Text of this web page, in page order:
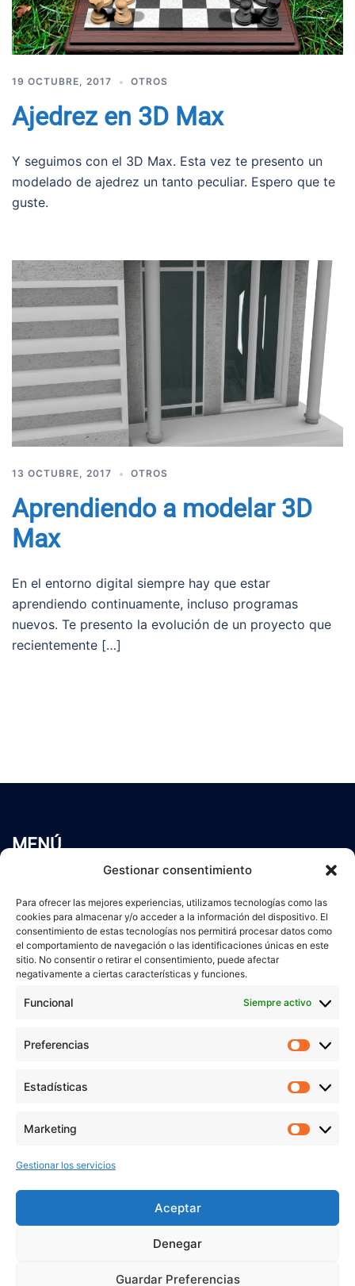
Gestionar consentimiento
Para ofrecer las mejores experiencias, utilizamos tecnologías como las
cookies para almacenar y/o acceder a la información del dispositivo. El
consentimiento de estas tecnologías nos permitirá procesar datos como
el comportamiento de navegación o las identificaciones únicas en este
sitio. No consentir o retirar el consentimiento, puede afectar
negativamente a ciertas características y funciones.
Funcional Siempre activo
Preferencias
Estadísticas
Marketing
Gestionar los servicios
Aceptar
Denegar
Guardar Preferencias
19 OCTUBRE, 2017 OTROS
Ajedrez en 3D Max
Y seguimos con el 3D Max. Esta vez te presento un
modelado de ajedrez un tanto peculiar. Espero que te
guste.
13 OCTUBRE, 2017 OTROS
Aprendiendo a modelar 3D
Max
En el entorno digital siempre hay que estar
aprendiendo continuamente, incluso programas
nuevos. Te presento la evolución de un proyecto que
recientemente […]
MENÚ
Servicios
Blog
Contacto
Aviso Legal
Política de cookies
veronicaruiz.es
está bajo
NoComercial 4.0 Internacional
MÁS NOVEDADES EN MIS REDES